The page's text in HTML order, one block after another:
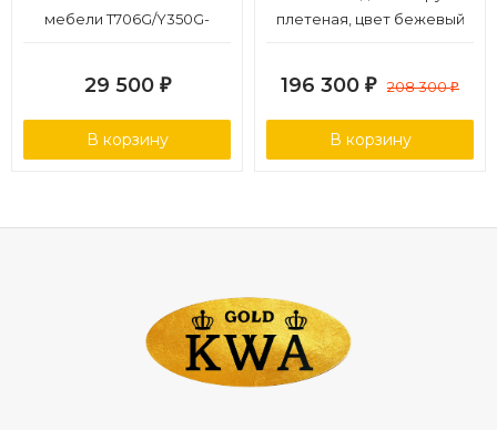
мебели T706G/Y350G-
29 500 ₽
В корзину
плетеная, цвет бежевый
196 300 ₽ 208 300₽
В корзину